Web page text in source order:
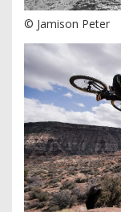
© Jamison Peter